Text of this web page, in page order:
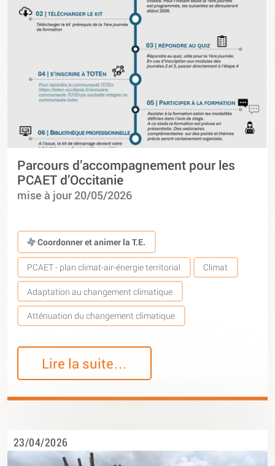
Parcours d’accompagnement pour les
PCAET d’Occitanie
mise à jour 20/05/2026
Coordonner et animer la T.E.
PCAET - plan climat-air-énergie territorial Climat
Adaptation au changement climatique
Atténuation du changement climatique
Lire la suite…
23/04/2026